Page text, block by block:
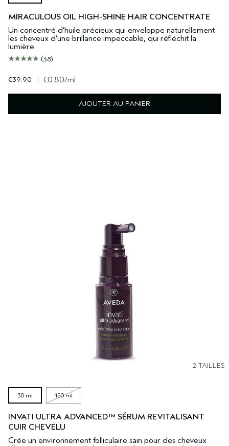
MIRACULOUS OIL HIGH-SHINE HAIR CONCENTRATE
Un concentré d’huile précieux qui enveloppe naturellement
les cheveux d’une brillance impeccable, qui réfléchit la
lumière.
(38)
€39.90 | €0.80/ml
AJOUTER AU PANIER
2 TAILLES
30 ml 150 ml
INVATI ULTRA ADVANCED™ SÉRUM REVITALISANT
CUIR CHEVELU
Crée un environnement folliculaire sain pour des cheveux